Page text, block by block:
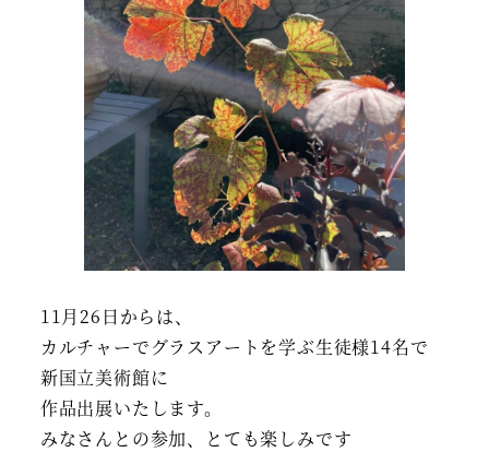
11月26日からは、
カルチャーでグラスアートを学ぶ生徒様14名で
新国立美術館に
作品出展いたします。
みなさんとの参加、とても楽しみです